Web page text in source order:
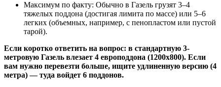
Максимум по факту: Обычно в Газель грузят 3–4
тяжелых поддона (достигая лимита по массе) или 5–6
легких (объемных, например, с пенопластом или пустой
тарой).
Если коротко ответить на вопрос: в стандартную 3-
метровую Газель влезает 4 европоддона (1200х800). Если
вам нужно перевезти больше, ищите удлиненную версию (4
метра) — туда войдет 6 поддонов.